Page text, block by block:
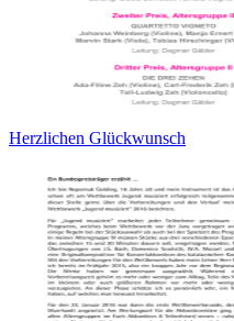
Herzlichen Glückwunsch